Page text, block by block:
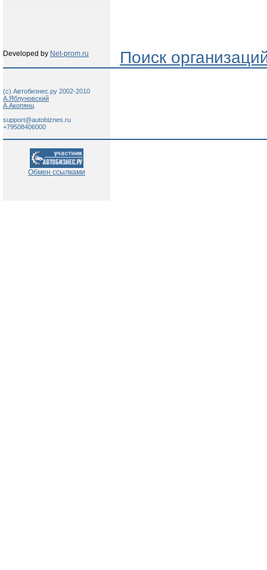
Developed by Net-prom.ru Поиск
(c) Автобизнес.ру 2002-2010
А.Яблуновский
А.Акопянц
support@autobiznes.ru
+79508406000
Обмен ссылками